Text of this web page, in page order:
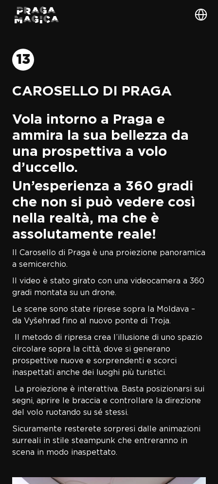
13
CAROSELLO DI PRAGA
Vola intorno a Praga e
ammira la sua bellezza da
una prospettiva a volo
d’uccello.
Un’esperienza a 360 gradi
che non si può vedere così
nella realtà, ma che è
assolutamente reale!
Il Carosello di Praga è una proiezione panoramica
a semicerchio.
Il video è stato girato con una videocamera a 360
gradi montata su un drone.
Le scene sono state riprese sopra la Moldava –
da Vyšehrad fino al nuovo ponte di Troja.
Il metodo di ripresa crea l’illusione di uno spazio
circolare sopra la città, dove si generano
prospettive nuove e sorprendenti e scorci
inaspettati anche dei luoghi più turistici.
La proiezione è interattiva. Basta posizionarsi sui
segni, aprire le braccia e controllare la direzione
del volo ruotando su sé stessi.
Sicuramente resterete sorpresi dalle animazioni
surreali in stile steampunk che entreranno in
scena in modo inaspettato.